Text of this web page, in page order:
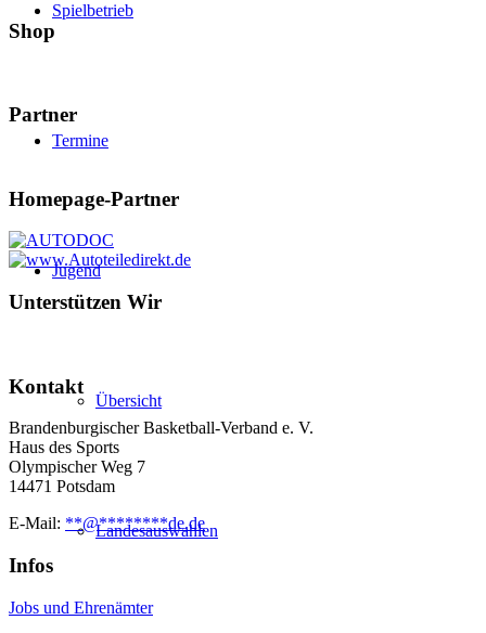
Spielbetrieb
Termine
Jugend
Übersicht
Landesauswahlen
Shop
Partner
Homepage-Partner
Unterstützen Wir
Kontakt
Brandenburgischer Basketball-Verband e. V.
Haus des Sports
Olympischer Weg 7
14471 Potsdam
E-Mail: **@********de.de
Infos
Jobs und Ehrenämter